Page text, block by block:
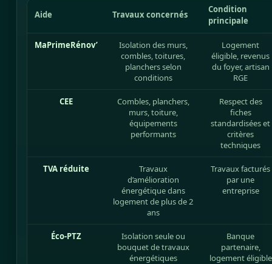
Aide Travaux concernés
Condition
principale
MaPrimeRénov’
Isolation des murs,
combles, toitures,
planchers selon
conditions
Logement
éligible, revenus
du foyer, artisan
RGE
CEE
Combles, planchers,
murs, toiture,
équipements
performants
Respect des
fiches
standardisées et
critères
techniques
TVA réduite
Travaux
d’amélioration
énergétique dans
logement de plus de 2
ans
Travaux facturés
par une
entreprise
Éco-PTZ
Isolation seule ou
bouquet de travaux
énergétiques
Banque
partenaire,
logement éligible